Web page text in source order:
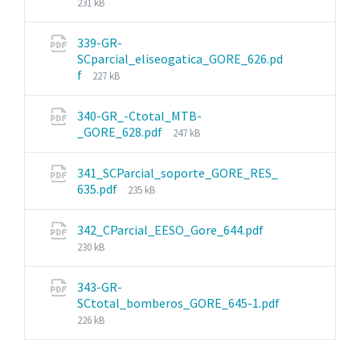
231 kB
339-GR-
SCparcial_eliseogatica_GORE_626.pd
f
File
227 kB
340-GR_-Ctotal_MTB-
_GORE_628.pdf
File
247 kB
341_SCParcial_soporte_GORE_RES_
635.pdf
File
235 kB
342_CParcial_EESO_Gore_644.pdf
230 kB
343-GR-
SCtotal_bomberos_GORE_645-1.pdf
File
226 kB